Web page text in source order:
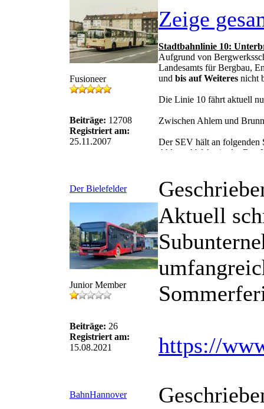
Fusioneer
Beiträge: 12708
Registriert am:
25.11.2007
Zeige
Stadtbahnlinie 10:
Aufgrund von
Landesamts für Bergbau,
und bis auf Weiteres nicht
Die Linie 10 fährt aktuell
Zwischen Ahlem und
Der SEV hält an folgenden
Ahlem: Abfahrt in der
Bitte beachten Sie, dass
diese außerplanmäßige
Bitte beachten Sie
Der Bielefelder
Junior Member
Beiträge: 26
Registriert am:
15.08.2021
Aktuell
https://
BahnHannover